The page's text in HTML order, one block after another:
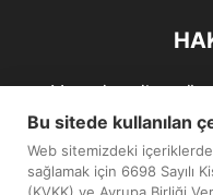
Maramiro; siber
alanlarıın sağlıklı
ilgili güncel haber ve
Bu sitede kullanılan
Web sitemizdeki
sağlamak için 6698 Sayılı